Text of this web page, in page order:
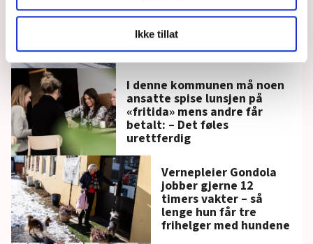
LO Medias publikasjoner frifagbevegelse.no, hk-nytt.no
og fontene.no bruker informasjonskapsler (cookies) for å
lære hvordan våre nettsider blir brukt slik at vi tilby
relevant innhold, tilpassede annonser og utarbeide
statistikk.
Vi deler bare informasjon om hvordan du bruker
nettstedet med LO Medias egne samarbeidspartnere
innenfor analyse og annonsering. Disse er angitt i
oversikten lengre ned på denne siden.
Ikke tillat
turnusen til å gå opp: Elise
var 70 timer i minus
I denne kommunen må noen
ansatte spise lunsjen på
«fritida» mens andre får
betalt: – Det føles
urettferdig
Vernepleier Gondola
jobber gjerne 12
timers vakter – så
lenge hun får tre
frihelger med hundene